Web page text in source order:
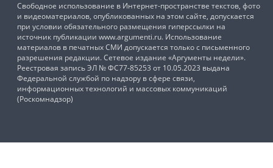
Свободное использование в Интернет-пространстве текстов, фото
и видеоматериалов, опубликованных на этом сайте, допускается
при условии обязательного размещения гиперссылки на
источник публикации www.argumenti.ru. Использование
материалов в печатных СМИ допускается только с письменного
разрешения редакции. Сетевое издание «Аргументы недели».
Реестровая запись ЭЛ № ФС77-85253 от 10.05.2023 выдана
Федеральной службой по надзору в сфере связи,
информационных технологий и массовых коммуникаций
(Роскомнадзор)